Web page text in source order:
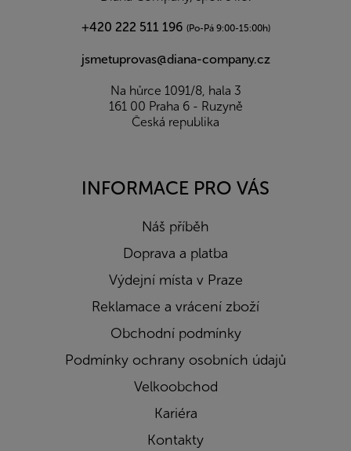
+420 222 511 196 (Po-Pá 9:00-15:00h)
jsmetuprovas@diana-company.cz
Na hůrce 1091/8, hala 3
161 00 Praha 6 - Ruzyně
Česká republika
INFORMACE PRO VÁS
Náš příběh
Doprava a platba
Výdejní místa v Praze
Reklamace a vrácení zboží
Obchodní podmínky
Podmínky ochrany osobních údajů
Velkoobchod
Kariéra
Kontakty